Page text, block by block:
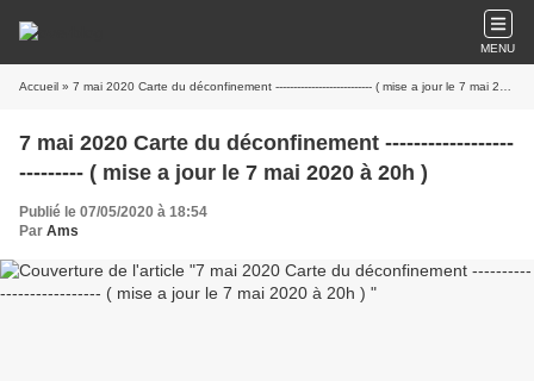
MENU
Accueil » 7 mai 2020 Carte du déconfinement --------------------------- ( mise a jour le 7 mai 2020 à 20h )
7 mai 2020 Carte du déconfinement ------------------
--------- ( mise a jour le 7 mai 2020 à 20h )
Publié le 07/05/2020 à 18:54
Par Ams